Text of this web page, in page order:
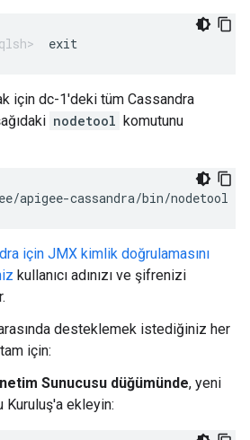
exit
için dc-1'deki tüm Cassandra
nodetool komutunu
apigee-cassandra/bin/nodetool
için JMX kimlik doğrulamasını
kullanıcı adınızı ve şifrenizi
desteklemek istediğiniz her
için:
Sunucusu düğümünde, yeni
Kuruluş'a ekleyin: